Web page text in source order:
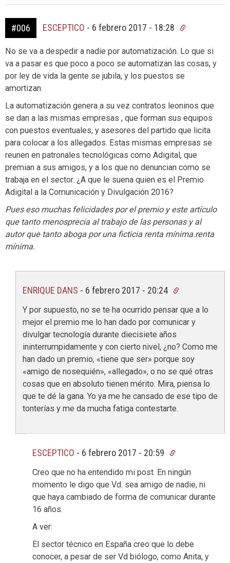
#006 ESCEPTICO - 6 febrero 2017 - 18:28
No se va a despedir a nadie por automatización. Lo que si
va a pasar es que poco a poco se automatizan las cosas, y
por ley de vida la gente se jubila, y los puestos se
amortizan.
La automatización genera a su vez contratos leoninos que
se dan a las mismas empresas , que forman sus equipos
con puestos eventuales, y asesores del partido que licita
para colocar a los allegados. Estas mismas empresas se
reunen en patronales tecnológicas como Adigital, que
premian a sus amigos, y a los que no denuncian como se
trabaja en el sector. ¿A que le suena quien es el Premio
Adigital a la Comunicación y Divulgación 2016?
Pues eso muchas felicidades por el premio y este artículo
que tanto menosprecia al trabajo de las personas y al
autor que tanto aboga por una ficticia renta mínima.renta
mínima.
ENRIQUE DANS - 6 febrero 2017 - 20:24
Y por supuesto, no se te ha ocurrido pensar que a lo
mejor el premio me lo han dado por comunicar y
divulgar tecnología durante diecisiete años
ininterrumpidamente y con cierto nivel, ¿no? Como me
han dado un premio, «tiene que ser» porque soy
«amigo de nosequién», «allegado», o no se qué otras
cosas que en absoluto tienen mérito. Mira, piensa lo
que te dé la gana. Yo ya me he cansado de ese tipo de
tonterías y me da mucha fatiga contestarte.
ESCEPTICO - 6 febrero 2017 - 20:59
Creo que no ha entendido mi post. En ningún
momento le digo que Vd. sea amigo de nadie, ni
que haya cambiado de forma de comunicar durante
16 años.
A ver:
El sector técnico en España creo que lo debe
conocer, a pesar de ser Vd biólogo, como Anita, y